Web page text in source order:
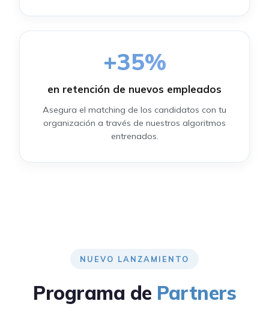
+35%
en retención de nuevos empleados
Asegura el matching de los candidatos con tu
organización a través de nuestros algoritmos
entrenados.
NUEVO LANZAMIENTO
Programa de Partners